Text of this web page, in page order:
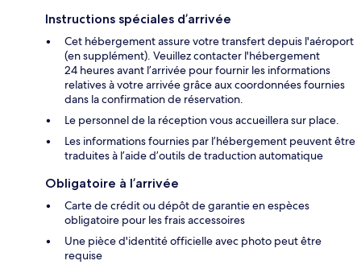
Instructions spéciales d’arrivée
Cet hébergement assure votre transfert depuis l'aéroport
(en supplément). Veuillez contacter l'hébergement
24 heures avant l’arrivée pour fournir les informations
relatives à votre arrivée grâce aux coordonnées fournies
dans la confirmation de réservation.
Le personnel de la réception vous accueillera sur place.
Les informations fournies par l’hébergement peuvent être
traduites à l’aide d’outils de traduction automatique
Obligatoire à l’arrivée
Carte de crédit ou dépôt de garantie en espèces
obligatoire pour les frais accessoires
Une pièce d'identité officielle avec photo peut être
requise